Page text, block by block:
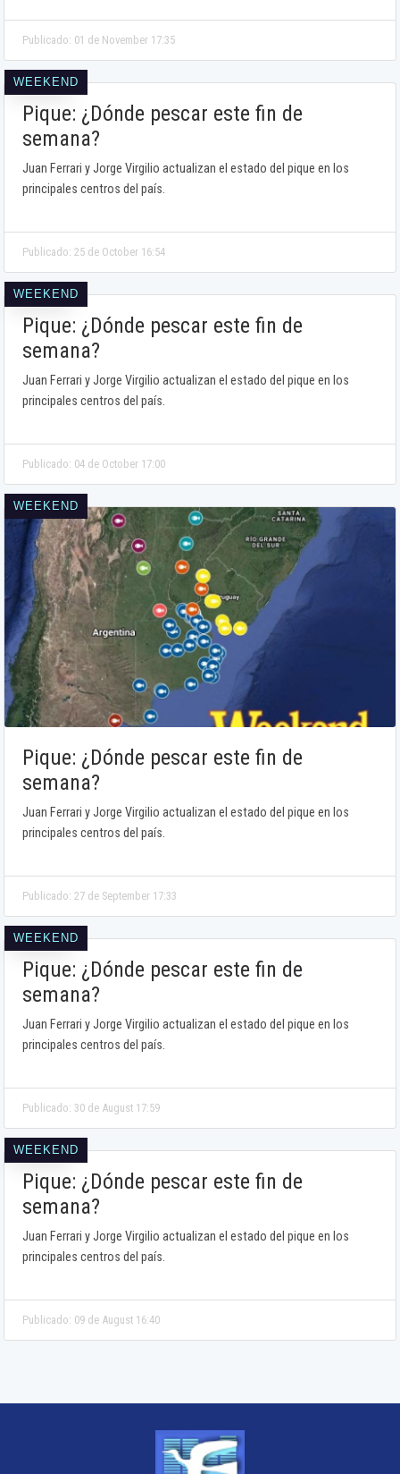
Publicado: 01 de November 17:35
WEEKEND
Pique: ¿Dónde pescar este fin de
semana?
Juan Ferrari y Jorge Virgilio actualizan el estado del pique en los
principales centros del país.
Publicado: 25 de October 16:54
WEEKEND
Pique: ¿Dónde pescar este fin de
semana?
Juan Ferrari y Jorge Virgilio actualizan el estado del pique en los
principales centros del país.
Publicado: 04 de October 17:00
WEEKEND
Pique: ¿Dónde pescar este fin de
semana?
Juan Ferrari y Jorge Virgilio actualizan el estado del pique en los
principales centros del país.
Publicado: 27 de September 17:33
WEEKEND
Pique: ¿Dónde pescar este fin de
semana?
Juan Ferrari y Jorge Virgilio actualizan el estado del pique en los
principales centros del país.
Publicado: 30 de August 17:59
WEEKEND
Pique: ¿Dónde pescar este fin de
semana?
Juan Ferrari y Jorge Virgilio actualizan el estado del pique en los
principales centros del país.
Publicado: 09 de August 16:40